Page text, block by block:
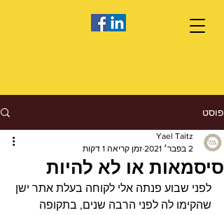
פוסט
סיסמאות או לא להיות
Yael Taitz
2 בפבר׳ 2021
זמן קריאה 1 דקות
לפני שבוע פנתה אלי לקוחה בעלת אתר ישן
שהקימו לה לפני הרבה שנים, בתקופה